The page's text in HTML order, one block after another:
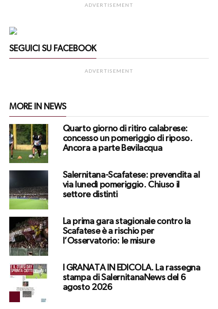
ADVERTISEMENT
SEGUICI SU FACEBOOK
ADVERTISEMENT
MORE IN NEWS
Quarto giorno di ritiro calabrese:
concesso un pomeriggio di riposo.
Ancora a parte Bevilacqua
Salernitana-Scafatese: prevendita al
via lunedì pomeriggio. Chiuso il
settore distinti
La prima gara stagionale contro la
Scafatese è a rischio per
l’Osservatorio: le misure
I GRANATA IN EDICOLA. La rassegna
stampa di SalernitanaNews del 6
agosto 2026